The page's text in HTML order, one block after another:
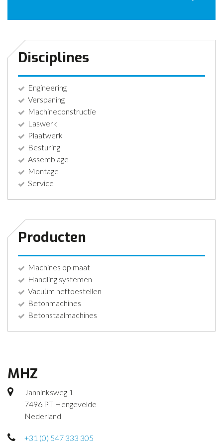
Disciplines
Engineering
Verspaning
Machineconstructie
Laswerk
Plaatwerk
Besturing
Assemblage
Montage
Service
Producten
Machines op maat
Handling systemen
Vacuüm heftoestellen
Betonmachines
Betonstaalmachines
MHZ
Janninksweg 1
7496 PT Hengevelde
Nederland
+31 (0) 547 333 305